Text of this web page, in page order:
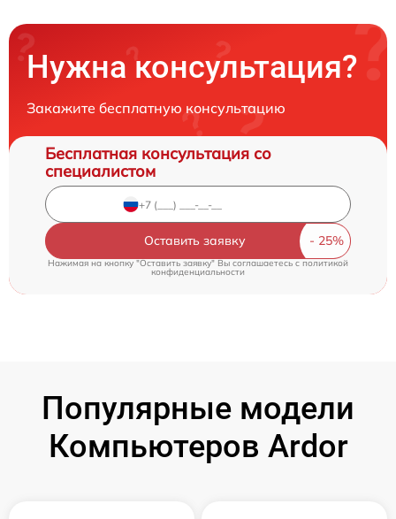
Нужна консультация?
Закажите бесплатную консультацию
Бесплатная консультация со
специалистом
Оставить заявку
Нажимая на кнопку "Оставить заявку" Вы соглашаетесь cполитикой
конфиденциальности
Популярные модели
Компьютеров Ardor